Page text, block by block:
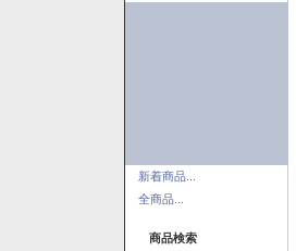
新着商品...
全商品...
商品検索